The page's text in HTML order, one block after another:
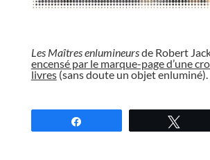
Les Maîtres enlumineursde Robert
encensé par le marque-page d’une
livres(sans doute un objet enluminé).